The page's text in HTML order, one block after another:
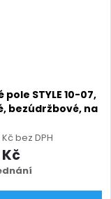
pole STYLE 10-07,
bezúdržbové, na
mm),
RAL 9005
bez DPH
Kč